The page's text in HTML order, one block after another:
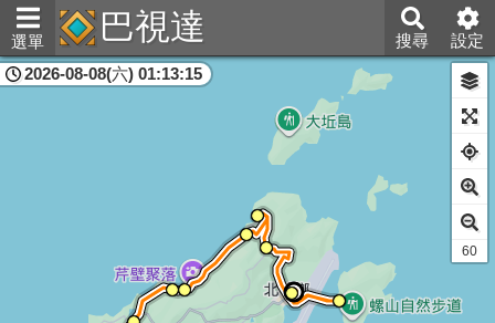
選單 巴視達 搜尋 設定
連江縣
2026-08-08(六) 01:13:15
60